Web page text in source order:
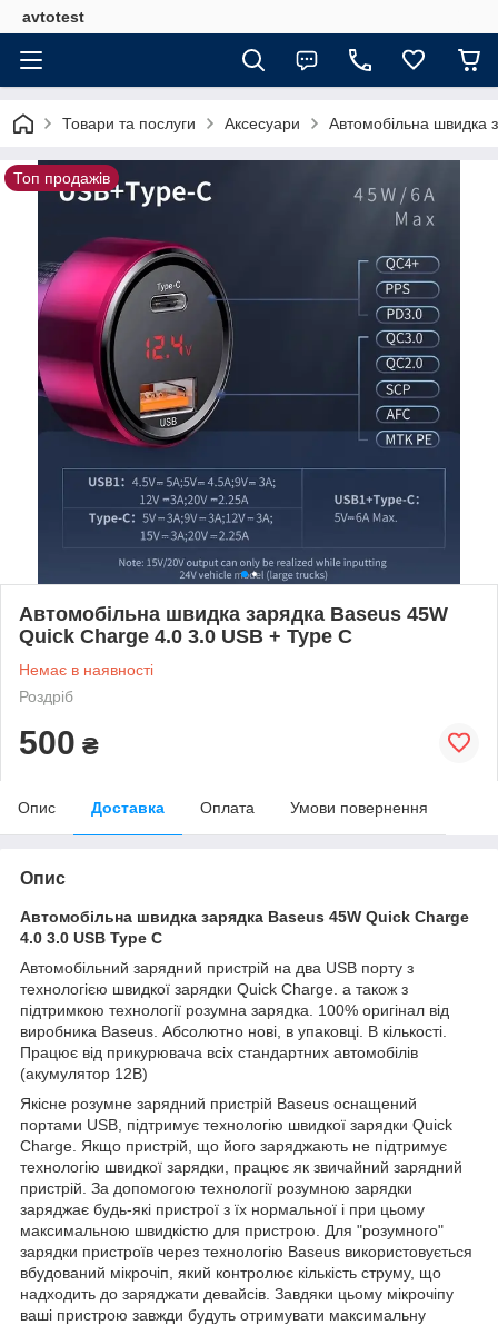
avtotest
Товари та послуги Аксесуари Автомобільна швидка
Топ продажів
Автомобільна швидка зарядка Baseus 45W
Quick Charge 4.0 3.0 USB + Type C
Немає в наявності
Роздріб
500 ₴
Опис Доставка Оплата Умови повернення
Опис
Автомобільна швидка зарядка Baseus 45W Quick Charge
4.0 3.0 USB Type C
Автомобільний зарядний пристрій на два USB порту з
технологією швидкої зарядки Quick Charge. а також з
підтримкою технології розумна зарядка. 100% оригінал від
виробника Baseus. Абсолютно нові, в упаковці. В кількості.
Працює від прикурювача всіх стандартних автомобілів
(акумулятор 12В)
Якісне розумне зарядний пристрій Baseus оснащений
портами USB, підтримує технологію швидкої зарядки Quick
Charge. Якщо пристрій, що його заряджають не підтримує
технологію швидкої зарядки, працює як звичайний зарядний
пристрій. За допомогою технології розумною зарядки
заряджає будь-які пристрої з їх нормальної і при цьому
максимальною швидкістю для пристрою. Для "розумного"
зарядки пристроїв через технологію Baseus використовується
вбудований мікрочіп, який контролює кількість струму, що
надходить до заряджати девайсів. Завдяки цьому мікрочіпу
ваші пристрою завжди будуть отримувати максимальну